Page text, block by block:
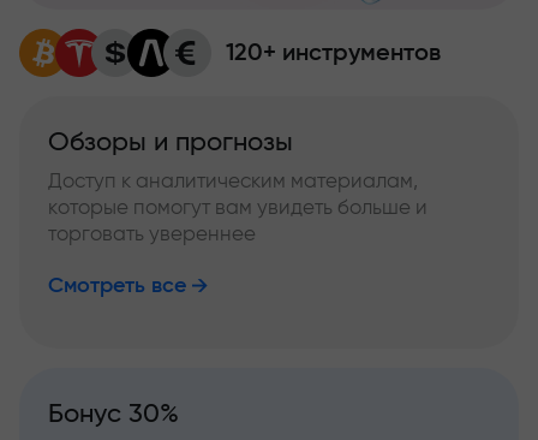
120+ инструментов
Обзоры и прогнозы
Доступ к аналитическим материалам,
которые помогут вам увидеть больше и
торговать увереннее
Смотреть все
Бонус 30%